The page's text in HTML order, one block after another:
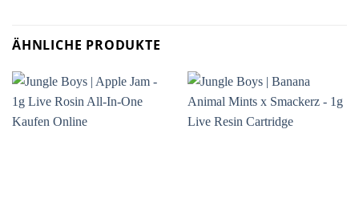
ÄHNLICHE PRODUKTE